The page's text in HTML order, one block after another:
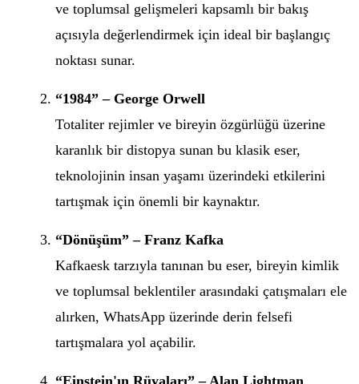
ve toplumsal gelişmeleri kapsamlı bir bakış
açısıyla değerlendirmek için ideal bir başlangıç
noktası sunar.
“1984” – George Orwell
Totaliter rejimler ve bireyin özgürlüğü üzerine
karanlık bir distopya sunan bu klasik eser,
teknolojinin insan yaşamı üzerindeki etkilerini
tartışmak için önemli bir kaynaktır.
“Dönüşüm” – Franz Kafka
Kafkaesk tarzıyla tanınan bu eser, bireyin kimlik
ve toplumsal beklentiler arasındaki çatışmaları ele
alırken, WhatsApp üzerinde derin felsefi
tartışmalara yol açabilir.
“Einstein'ın Rüyaları” – Alan Lightman